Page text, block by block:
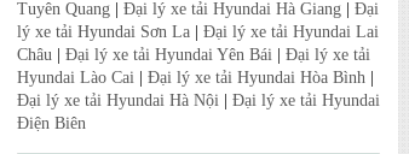
Tuyên Quang
Đại lý xe tải Hyundai Hà Giang
Đại
lý xe tải Hyundai Sơn La
Đại lý xe tải Hyundai Lai
Châu
Đại lý xe tải Hyundai Yên Bái
Đại lý xe tải
Hyundai Lào Cai
Đại lý xe tải Hyundai Hòa Bình
Đại lý xe tải Hyundai Hà Nội
Đại lý xe tải Hyundai
Điện Biên